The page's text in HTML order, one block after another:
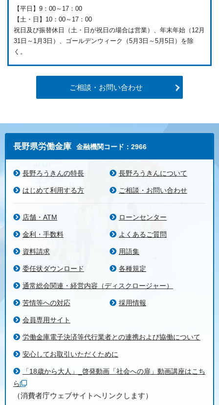
【平日】9：00～17：00
【土・日】10：00～17：00
祝日及び振替休日（土・日が祝日の場合は営業）、年末年始（12月
31日～1月3日）、ゴールデンウィーク（5月3日～5月5日）を除
く。
ご相談・お問い合わせ
長野県労働金庫 金融機関コード：2966
長野ろうきんの特長 長野ろうきんについて
はじめて利用する方 ご相談・お問い合わせ
店舗・ATM ローンセンター
金利・手数料 よくあるご質問
資料請求 用語集
委任状ダウンロード 各種規定
通常総会関連・経営内容（ディスクロージャー）
苦情等への対応 採用情報
会員専用サイト
労働金庫電子決済等代行業者との連携および協働について
安心してお取引いただくために
「18歳から大人」_啓発動画「社会への扉」動画講座はこち
ら
（消費者庁ウェブサイトへリンクします）